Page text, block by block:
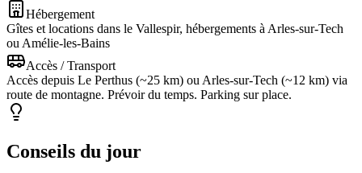
Hébergement
Gîtes et locations dans le Vallespir, hébergements à Arles-sur-Tech
ou Amélie-les-Bains
Accès / Transport
Accès depuis Le Perthus (~25 km) ou Arles-sur-Tech (~12 km) via
route de montagne. Prévoir du temps. Parking sur place.
Conseils du jour